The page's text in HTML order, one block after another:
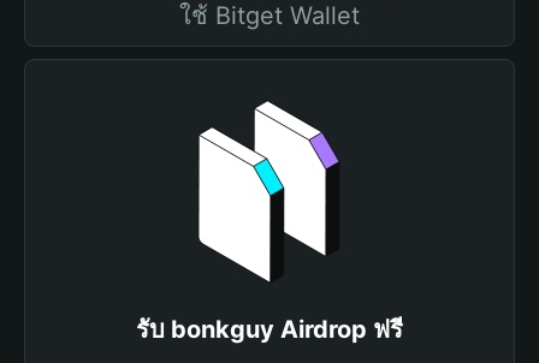
ใช้ Bitget Wallet
รับ bonkguy Airdrop ฟรี